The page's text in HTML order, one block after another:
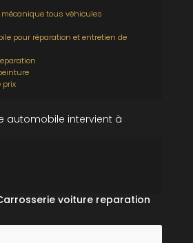
mécanique tous véhicules
pour réparation et entretien de
prix
automobile intervient à
voiture reparation